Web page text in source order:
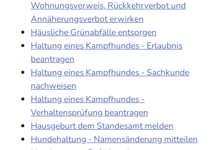
Wohnungsverweis, Rückkehrverbot und
Annäherungsverbot erwirken
Häusliche Grünabfälle entsorgen
Haltung eines Kampfhundes - Erlaubnis
beantragen
Haltung eines Kampfhundes - Sachkunde
nachweisen
Haltung eines Kampfhundes -
Verhaltensprüfung beantragen
Hausgeburt dem Standesamt melden
Hundehaltung - Namensänderung mitteilen